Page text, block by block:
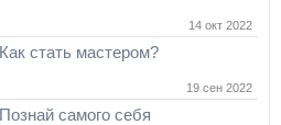
14 окт 2022
Как стать мастером?
19 сен 2022
Познай самого себя